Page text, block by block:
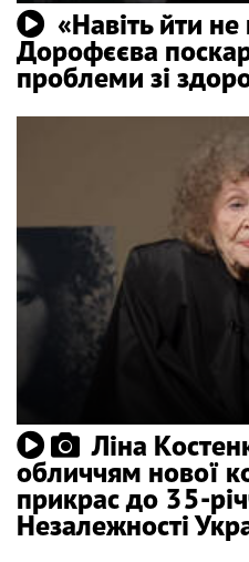
«Навіть йти
Дорофєєва
проблеми зі
Ліна
обличчям нової
прикрас до 35-
Незалежності